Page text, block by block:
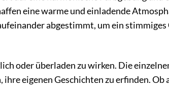
eine warme und einladende
abgestimmt, um ein stimmiges
oder überladen zu wirken. Die
ihre eigenen Geschichten zu erfinden.